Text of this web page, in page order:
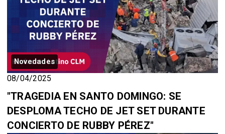
Novedades
08/04/2025
"TRAGEDIA EN SANTO DOMINGO: SE
DESPLOMA TECHO DE JET SET DURANTE
CONCIERTO DE RUBBY PÉREZ"